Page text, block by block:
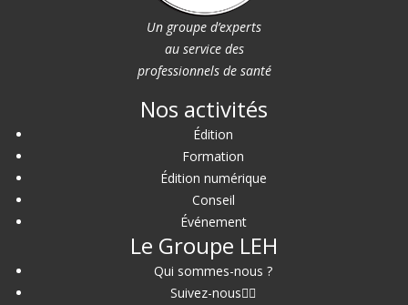
Un groupe d’experts
au service des
professionnels de santé
Nos activités
Édition
Formation
Édition numérique
Conseil
Événement
Le Groupe LEH
Qui sommes-nous ?
Suivez-nous